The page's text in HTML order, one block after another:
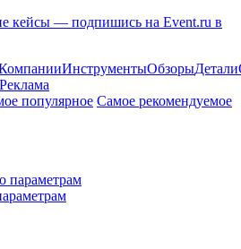
кейсы — подпишись на Event.ru в
ИнструментыОбзорыДетали
Реклама
популярное Самое рекомендуемое
параметрам